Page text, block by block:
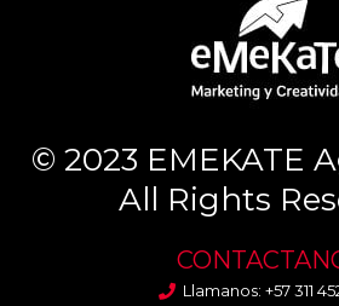
© 2023 EMEKATE
All Rights
Llamanos: +57 311